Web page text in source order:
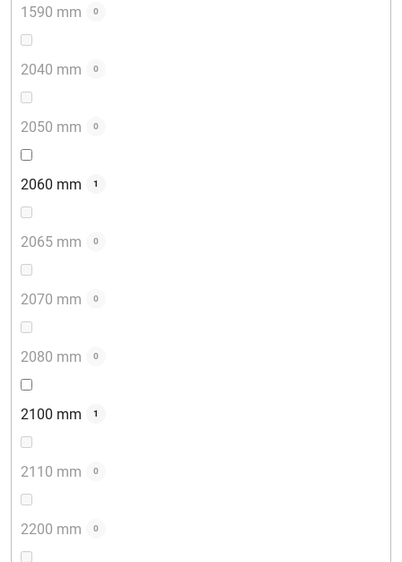
1590 mm 0
2040 mm 0
2050 mm 0
2060 mm 1
2065 mm 0
2070 mm 0
2080 mm 0
2100 mm 1
2110 mm 0
2200 mm 0